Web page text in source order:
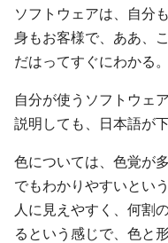
ソフトウェアは、自分
身もお客様で、ああ、
だはってすぐにわかる
自分が使うソフトウェ
説明しても、日本語が
色については、色覚が
でもわかりやすいとい
人に見えやすく、何割
るという感じで、色と